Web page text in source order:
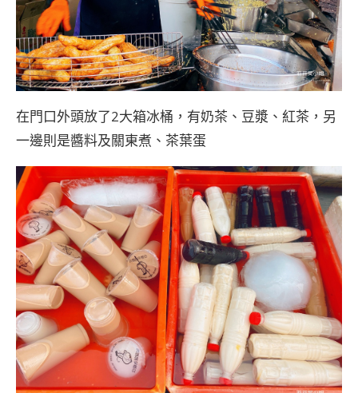
在門口外頭放了2大箱冰桶，有奶茶、豆漿、紅茶，另
一邊則是醬料及關東煮、茶葉蛋